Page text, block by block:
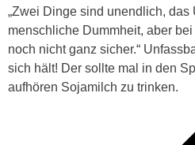
„Zwei Dinge sind unendlich, das
menschliche Dummheit, aber
noch nicht ganz sicher.“
sich hält! Der sollte mal in den
aufhören Sojamilch zu trinken.